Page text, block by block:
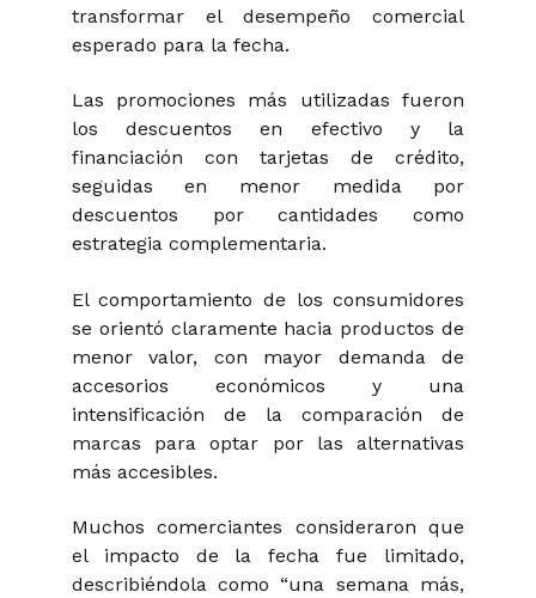
transformar el desempeño comercial
esperado para la fecha.
Las promociones más utilizadas fueron
los descuentos en efectivo y la
financiación con tarjetas de crédito,
seguidas en menor medida por
descuentos por cantidades como
estrategia complementaria.
El comportamiento de los consumidores
se orientó claramente hacia productos de
menor valor, con mayor demanda de
accesorios económicos y una
intensificación de la comparación de
marcas para optar por las alternativas
más accesibles.
Muchos comerciantes consideraron que
el impacto de la fecha fue limitado,
describiéndola como “una semana más,